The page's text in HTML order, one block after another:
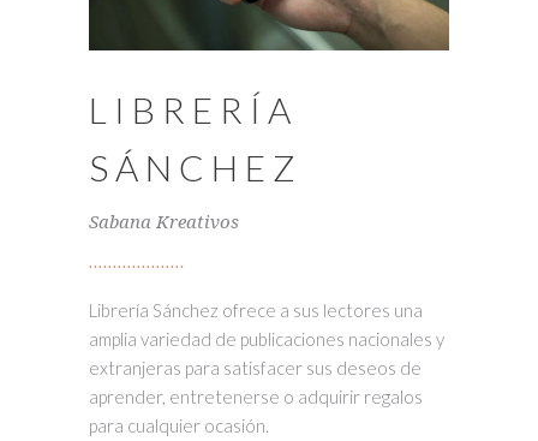
LIBRERÍA
SÁNCHEZ
Sabana Kreativos
Librería Sánchez ofrece a sus lectores una
amplia variedad de publicaciones nacionales y
extranjeras para satisfacer sus deseos de
aprender, entretenerse o adquirir regalos
para cualquier ocasión.